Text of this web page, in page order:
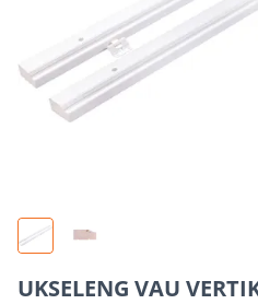
UKSELENG VAU